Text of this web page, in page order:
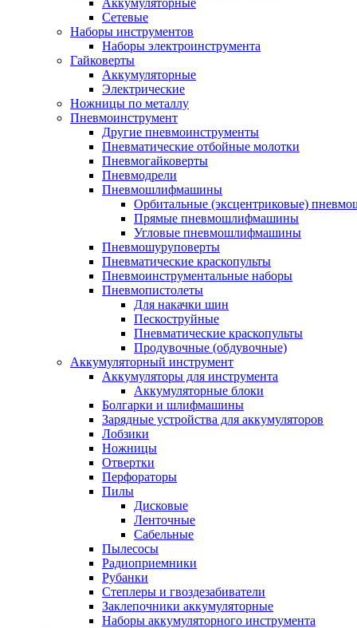
Аккумуляторные
Сетевые
Наборы инструментов
Наборы электроинструмента
Гайковерты
Аккумуляторные
Электрические
Ножницы по металлу
Пневмоинструмент
Другие пневмоинструменты
Пневматические отбойные молотки
Пневмогайковерты
Пневмодрели
Пневмошлифмашины
Орбитальные (эксцентриковые)
Прямые пневмошлифмашины
Угловые пневмошлифмашины
Пневмошуруповерты
Пневматические краскопульты
Пневмоинструментальные наборы
Пневмопистолеты
Для накачки шин
Пескоструйные
Пневматические краскопульты
Продувочные (обдувочные)
Аккумуляторный инструмент
Аккумуляторы для инструмента
Аккумуляторные блоки
Болгарки и шлифмашины
Зарядные устройства для аккумуляторов
Лобзики
Ножницы
Отвертки
Перфораторы
Пилы
Дисковые
Ленточные
Сабельные
Пылесосы
Радиоприемники
Рубанки
Степлеры и гвоздезабиватели
Заклепочники аккумуляторные
Наборы аккумуляторного инструмента